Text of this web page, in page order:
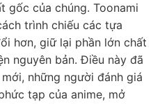
gốc của chúng. Toonami
trình chiếu các tựa
hơn, giữ lại phần lớn chất
nguyên bản. Điều này đã
những người đánh giá
tạp của anime, mở